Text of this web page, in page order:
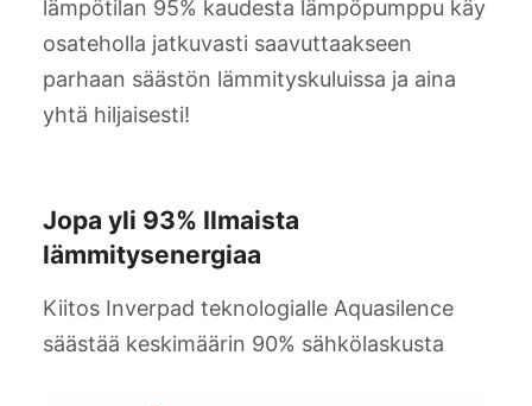
lämpötilan 95% kaudesta lämpöpumppu käy
osateholla jatkuvasti saavuttaakseen
parhaan säästön lämmityskuluissa ja aina
yhtä hiljaisesti!
Jopa yli 93% Ilmaista
lämmitysenergiaa
Kiitos Inverpad teknologialle Aquasilence
säästää keskimäärin 90% sähkölaskusta